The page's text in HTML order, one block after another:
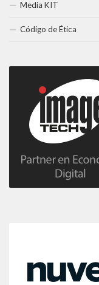
Media KIT
Código de Ética